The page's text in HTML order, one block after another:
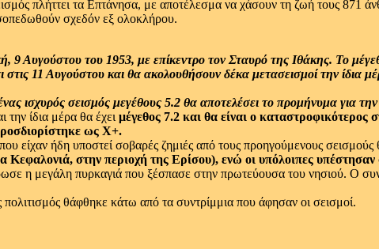
πλήττει τα Επτάνησα, με αποτέλεσμα να χάσουν τη ζωή τους 871
σχεδόν εξ ολοκλήρου.
9 Αυγούστου του 1953, με επίκεντρο τον Σταυρό της Ιθάκης. Το
11 Αυγούστου και θα ακολουθήσουν δέκα μετασεισμοί την ίδια
ισχυρός σεισμός μεγέθους 5.2 θα αποτελέσει το προμήνυμα για
την ίδια μέρα θα έχει μέγεθος 7.2 και θα είναι ο καταστροφικότερος
ως Χ+.
είχαν ήδη υποστεί σοβαρές ζημιές από τους προηγούμενους
στην περιοχή της Ερίσου), ενώ οι υπόλοιπες υπέστησαν
η μεγάλη πυρκαγιά που ξέσπασε στην πρωτεύουσα του νησιού. Ο
θάφθηκε κάτω από τα συντρίμμια που άφησαν οι σεισμοί.